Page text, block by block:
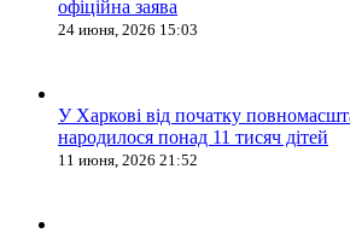
офіційна заява
24 июня, 2026 15:03
У Харкові від початку
народилося понад 11 тисяч дітей
11 июня, 2026 21:52